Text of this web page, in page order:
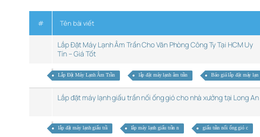
# Tên bài viết
Lắp Đặt Máy Lạnh Âm Trần Cho Văn Phòng Công Ty Tại HCM Uy
Tín – Giá Tốt
Lắp Đặt Máy Lạnh Âm Trần lắp đặt máy lạnh âm trần Báo giá lắp đặt máy lạn
Lắp đặt máy lạnh giấu trần nối ống gió cho nhà xưởng tại Long An
lắp đặt máy lạnh giấu trầ lắp máy lạnh giấu trần n giấu trần nối ống gió c